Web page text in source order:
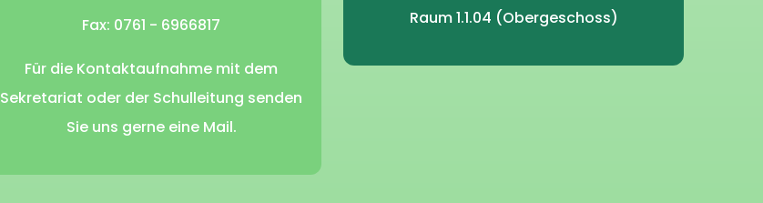
Fax: 0761 - 6966817
Für die Kontaktaufnahme mit dem
Sekretariat oder der Schulleitung senden
Sie uns gerne eine Mail.
Raum 1.1.04 (Obergeschoss)